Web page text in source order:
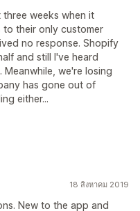
weeks when it
to their only customer
no response. Shopify
and still I've heard
we're losing
has gone out of
either...
18 สิงหาคม 2019
New to the app and